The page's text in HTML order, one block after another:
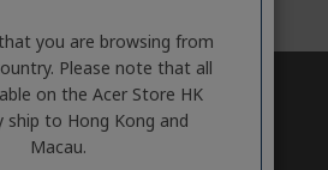
專線 (Technical
Hotline): (852) 9876 2874
you are browsing from
Please note that all
on the Acer Store HK
ship to Hong Kong and
Macau.